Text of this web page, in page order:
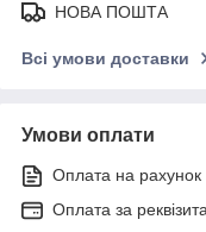
НОВА ПОШТА
Всі умови доставки
Умови оплати
Оплата на рахунок
Оплата за